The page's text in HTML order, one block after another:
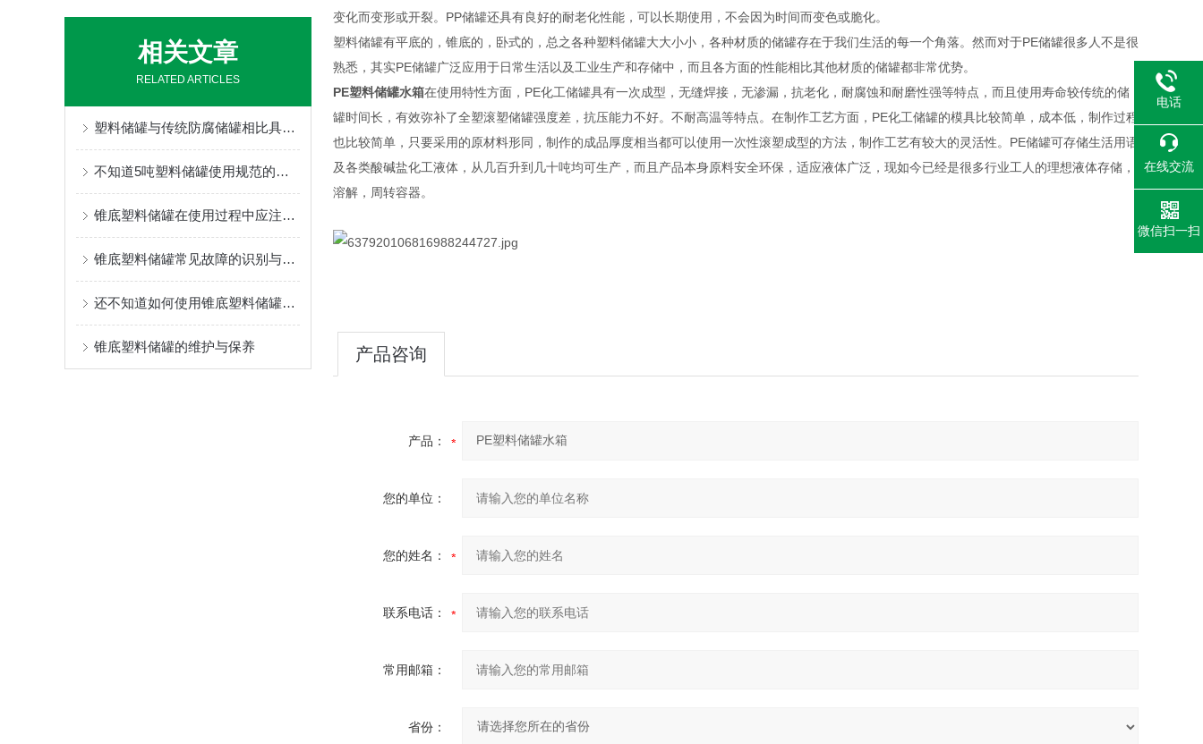
相关文章
RELATED ARTICLES
塑料储罐与传统防腐储罐相比具有哪些特点？
不知道5吨塑料储罐使用规范的，请看这里！
锥底塑料储罐在使用过程中应注意事项分享
锥底塑料储罐常见故障的识别与解决方法分享
还不知道如何使用锥底塑料储罐？进来看
锥底塑料储罐的维护与保养
变化而变形或开裂。PP储罐还具有良好的耐老化性能，可以长期使用，不会因为时间而变色或脆化。
塑料储罐有平底的，锥底的，卧式的，总之各种塑料储罐大大小小，各种材质的储罐存在于我们生活的每一个角落。然而对于PE储罐很多人不是很
熟悉，其实PE储罐广泛应用于日常生活以及工业生产和存储中，而且各方面的性能相比其他材质的储罐都非常优势。
PE塑料储罐水箱在使用特性方面，PE化工储罐具有一次成型，无缝焊接，无渗漏，抗老化，耐腐蚀和耐磨性强等特点，而且使用寿命较传统的储
罐时间长，有效弥补了全塑滚塑储罐强度差，抗压能力不好。不耐高温等特点。在制作工艺方面，PE化工储罐的模具比较简单，成本低，制作过程
也比较简单，只要采用的原材料形同，制作的成品厚度相当都可以使用一次性滚塑成型的方法，制作工艺有较大的灵活性。PE储罐可存储生活用语
及各类酸碱盐化工液体，从几百升到几十吨均可生产，而且产品本身原料安全环保，适应液体广泛，现如今已经是很多行业工人的理想液体存储，
溶解，周转容器。
产品咨询
产品：
您的单位：
您的姓名：
联系电话：
常用邮箱：
省份：
电话
在线交流
微信扫一扫